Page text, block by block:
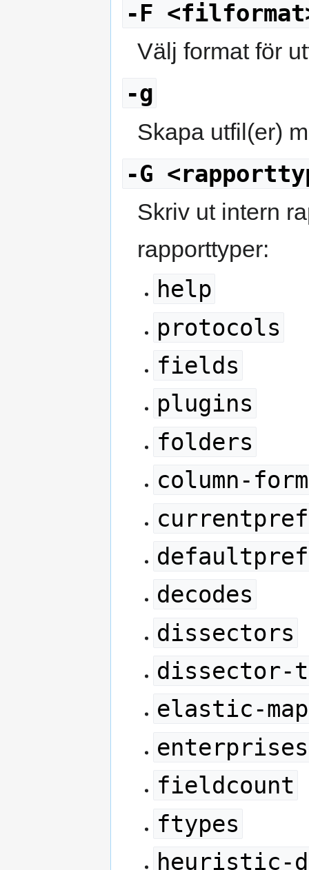
-F
Välj format för
-g
Skapa utfil(er)
-G
Skriv ut intern
rapporttyper:
help
protocols
fields
plugins
folders
column-
decodes
dissectors
dissector-
elastic-
enterprises
fieldcount
ftypes
heuristic-